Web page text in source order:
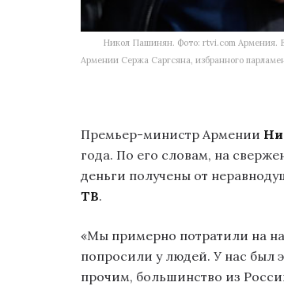
Никол Пашинян. Фото: rtvi.com Армения.
Армении Сержа Саргсяна, избранного
Премьер-министр Армении
года. По его словам, на
деньги получены от
ТВ.
«Мы примерно потратили на
попросили у людей. У нас был
прочим, большинство из